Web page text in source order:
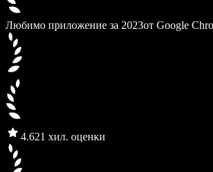
Любимо приложение за 2023от Google
4.621 хил. оценки